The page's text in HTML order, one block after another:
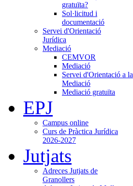
gratuïta?
Sol·licitud i
documentació
Servei d'Orientació
Jurídica
Mediació
CEMVOR
Mediació
Servei d'Orientació a la
Mediació
Mediació gratuïta
EPJ
Campus online
Curs de Pràctica Jurídica
2026-2027
Jutjats
Adreces Jutjats de
Granollers